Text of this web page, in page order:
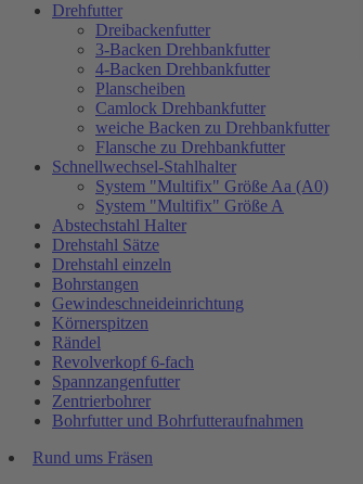
Drehfutter
Dreibackenfutter
3-Backen Drehbankfutter
4-Backen Drehbankfutter
Planscheiben
Camlock Drehbankfutter
weiche Backen zu Drehbankfutter
Flansche zu Drehbankfutter
Schnellwechsel-Stahlhalter
System "Multifix" Größe Aa (A0)
System "Multifix" Größe A
Abstechstahl Halter
Drehstahl Sätze
Drehstahl einzeln
Bohrstangen
Gewindeschneideinrichtung
Körnerspitzen
Rändel
Revolverkopf 6-fach
Spannzangenfutter
Zentrierbohrer
Bohrfutter und Bohrfutteraufnahmen
Rund ums Fräsen